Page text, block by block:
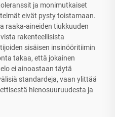
ja monimutkaiset
eivät pysty toistamaan.
raaka-aineiden tiukkuuden
rakenteellisista
sisäisen insinööritiimin
takaa, että jokainen
ei ainoastaan täytä
standardeja, vaan ylittää
hienosuuruudesta ja